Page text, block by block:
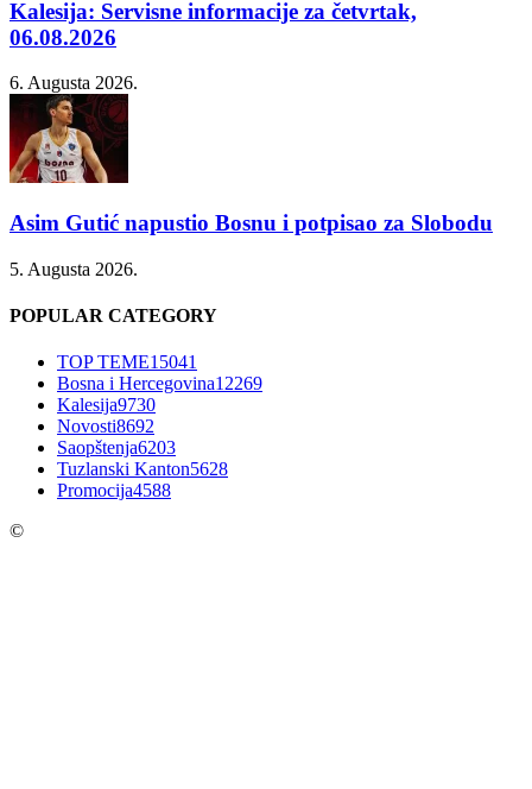
Kalesija: Servisne informacije za četvrtak,
06.08.2026
6. Augusta 2026.
Asim Gutić napustio Bosnu i potpisao za Slobodu
5. Augusta 2026.
POPULAR CATEGORY
TOP TEME15041
Bosna i Hercegovina12269
Kalesija9730
Novosti8692
Saopštenja6203
Tuzlanski Kanton5628
Promocija4588
©